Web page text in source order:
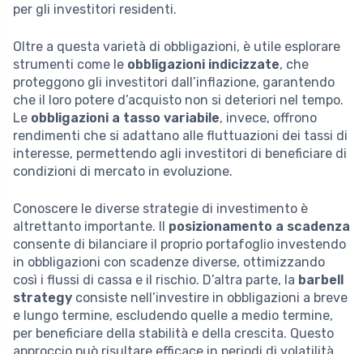
per gli investitori residenti.
Oltre a questa varietà di obbligazioni, è utile esplorare
strumenti come le obbligazioni indicizzate, che
proteggono gli investitori dall’inflazione, garantendo
che il loro potere d’acquisto non si deteriori nel tempo.
Le obbligazioni a tasso variabile, invece, offrono
rendimenti che si adattano alle fluttuazioni dei tassi di
interesse, permettendo agli investitori di beneficiare di
condizioni di mercato in evoluzione.
Conoscere le diverse strategie di investimento è
altrettanto importante. Il posizionamento a scadenza
consente di bilanciare il proprio portafoglio investendo
in obbligazioni con scadenze diverse, ottimizzando
così i flussi di cassa e il rischio. D’altra parte, la barbell
strategy consiste nell’investire in obbligazioni a breve
e lungo termine, escludendo quelle a medio termine,
per beneficiare della stabilità e della crescita. Questo